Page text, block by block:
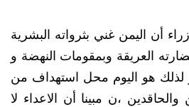
أن اليمن غني بثرواته البشرية
العريقة وبمقومات النهضة و
و لذلك هو اليوم محل استهداف من
،ن مبينا أن الاعداء لا